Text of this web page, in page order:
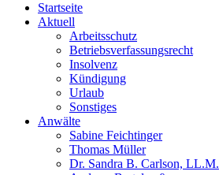
Startseite
Aktuell
Arbeitsschutz
Betriebsverfassungsrecht
Insolvenz
Kündigung
Urlaub
Sonstiges
Anwälte
Sabine Feichtinger
Thomas Müller
Dr. Sandra B. Carlson, LL.M.